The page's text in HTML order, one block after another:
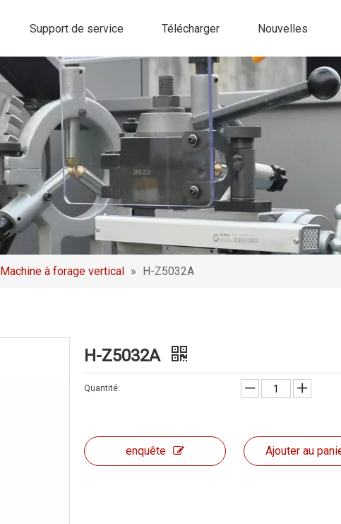
Support de service Télécharger Nouvelles
Machine à forage vertical » H-Z5032A
H-Z5032A
Quantité:
enquête Ajouter au